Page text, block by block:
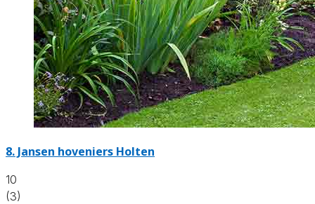
8. Jansen hoveniers Holten
10
(3)